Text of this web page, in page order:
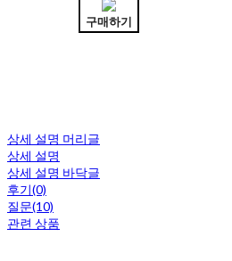
구매하기
상세 설명 머리글
상세 설명
상세 설명 바닥글
후기(0)
질문(10)
관련 상품